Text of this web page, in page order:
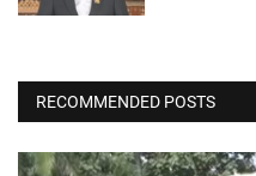
RECOMMENDED POSTS